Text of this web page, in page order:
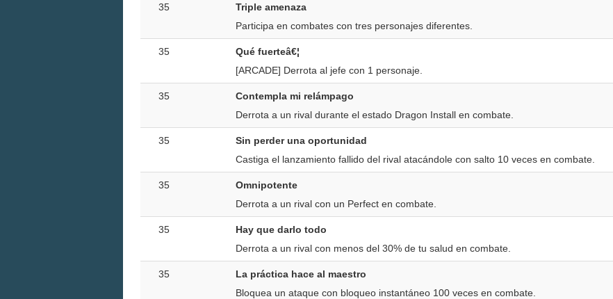
35
Triple amenaza
Participa en combates con tres personajes diferentes.
35
Qué fuerteâ€¦
[ARCADE] Derrota al jefe con 1 personaje.
35
Contempla mi relámpago
Derrota a un rival durante el estado Dragon Install en combate.
35
Sin perder una oportunidad
Castiga el lanzamiento fallido del rival atacándole con salto 10 veces en combate.
35
Omnipotente
Derrota a un rival con un Perfect en combate.
35
Hay que darlo todo
Derrota a un rival con menos del 30% de tu salud en combate.
35
La práctica hace al maestro
Bloquea un ataque con bloqueo instantáneo 100 veces en combate.